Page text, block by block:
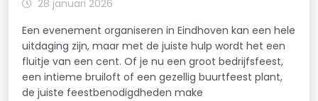
28 januari 2026
Een evenement organiseren in Eindhoven kan een hele
uitdaging zijn, maar met de juiste hulp wordt het een
fluitje van een cent. Of je nu een groot bedrijfsfeest,
een intieme bruiloft of een gezellig buurtfeest plant,
de juiste feestbenodigdheden make